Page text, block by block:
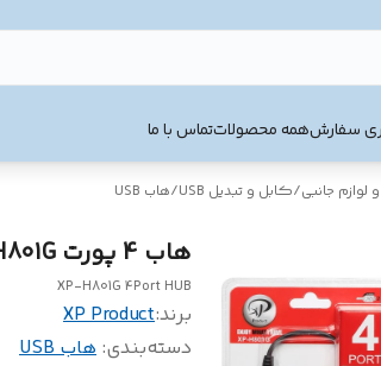
سفارشهمه محصولاتتماس با ما
لوازم جانبی/کابل و تبدیل USB /هاب USB
هاب 4 پورت XP-H801G
XP-H801G 4Port HUB
برند:XP Product
دسته‌بندی: هاب USB